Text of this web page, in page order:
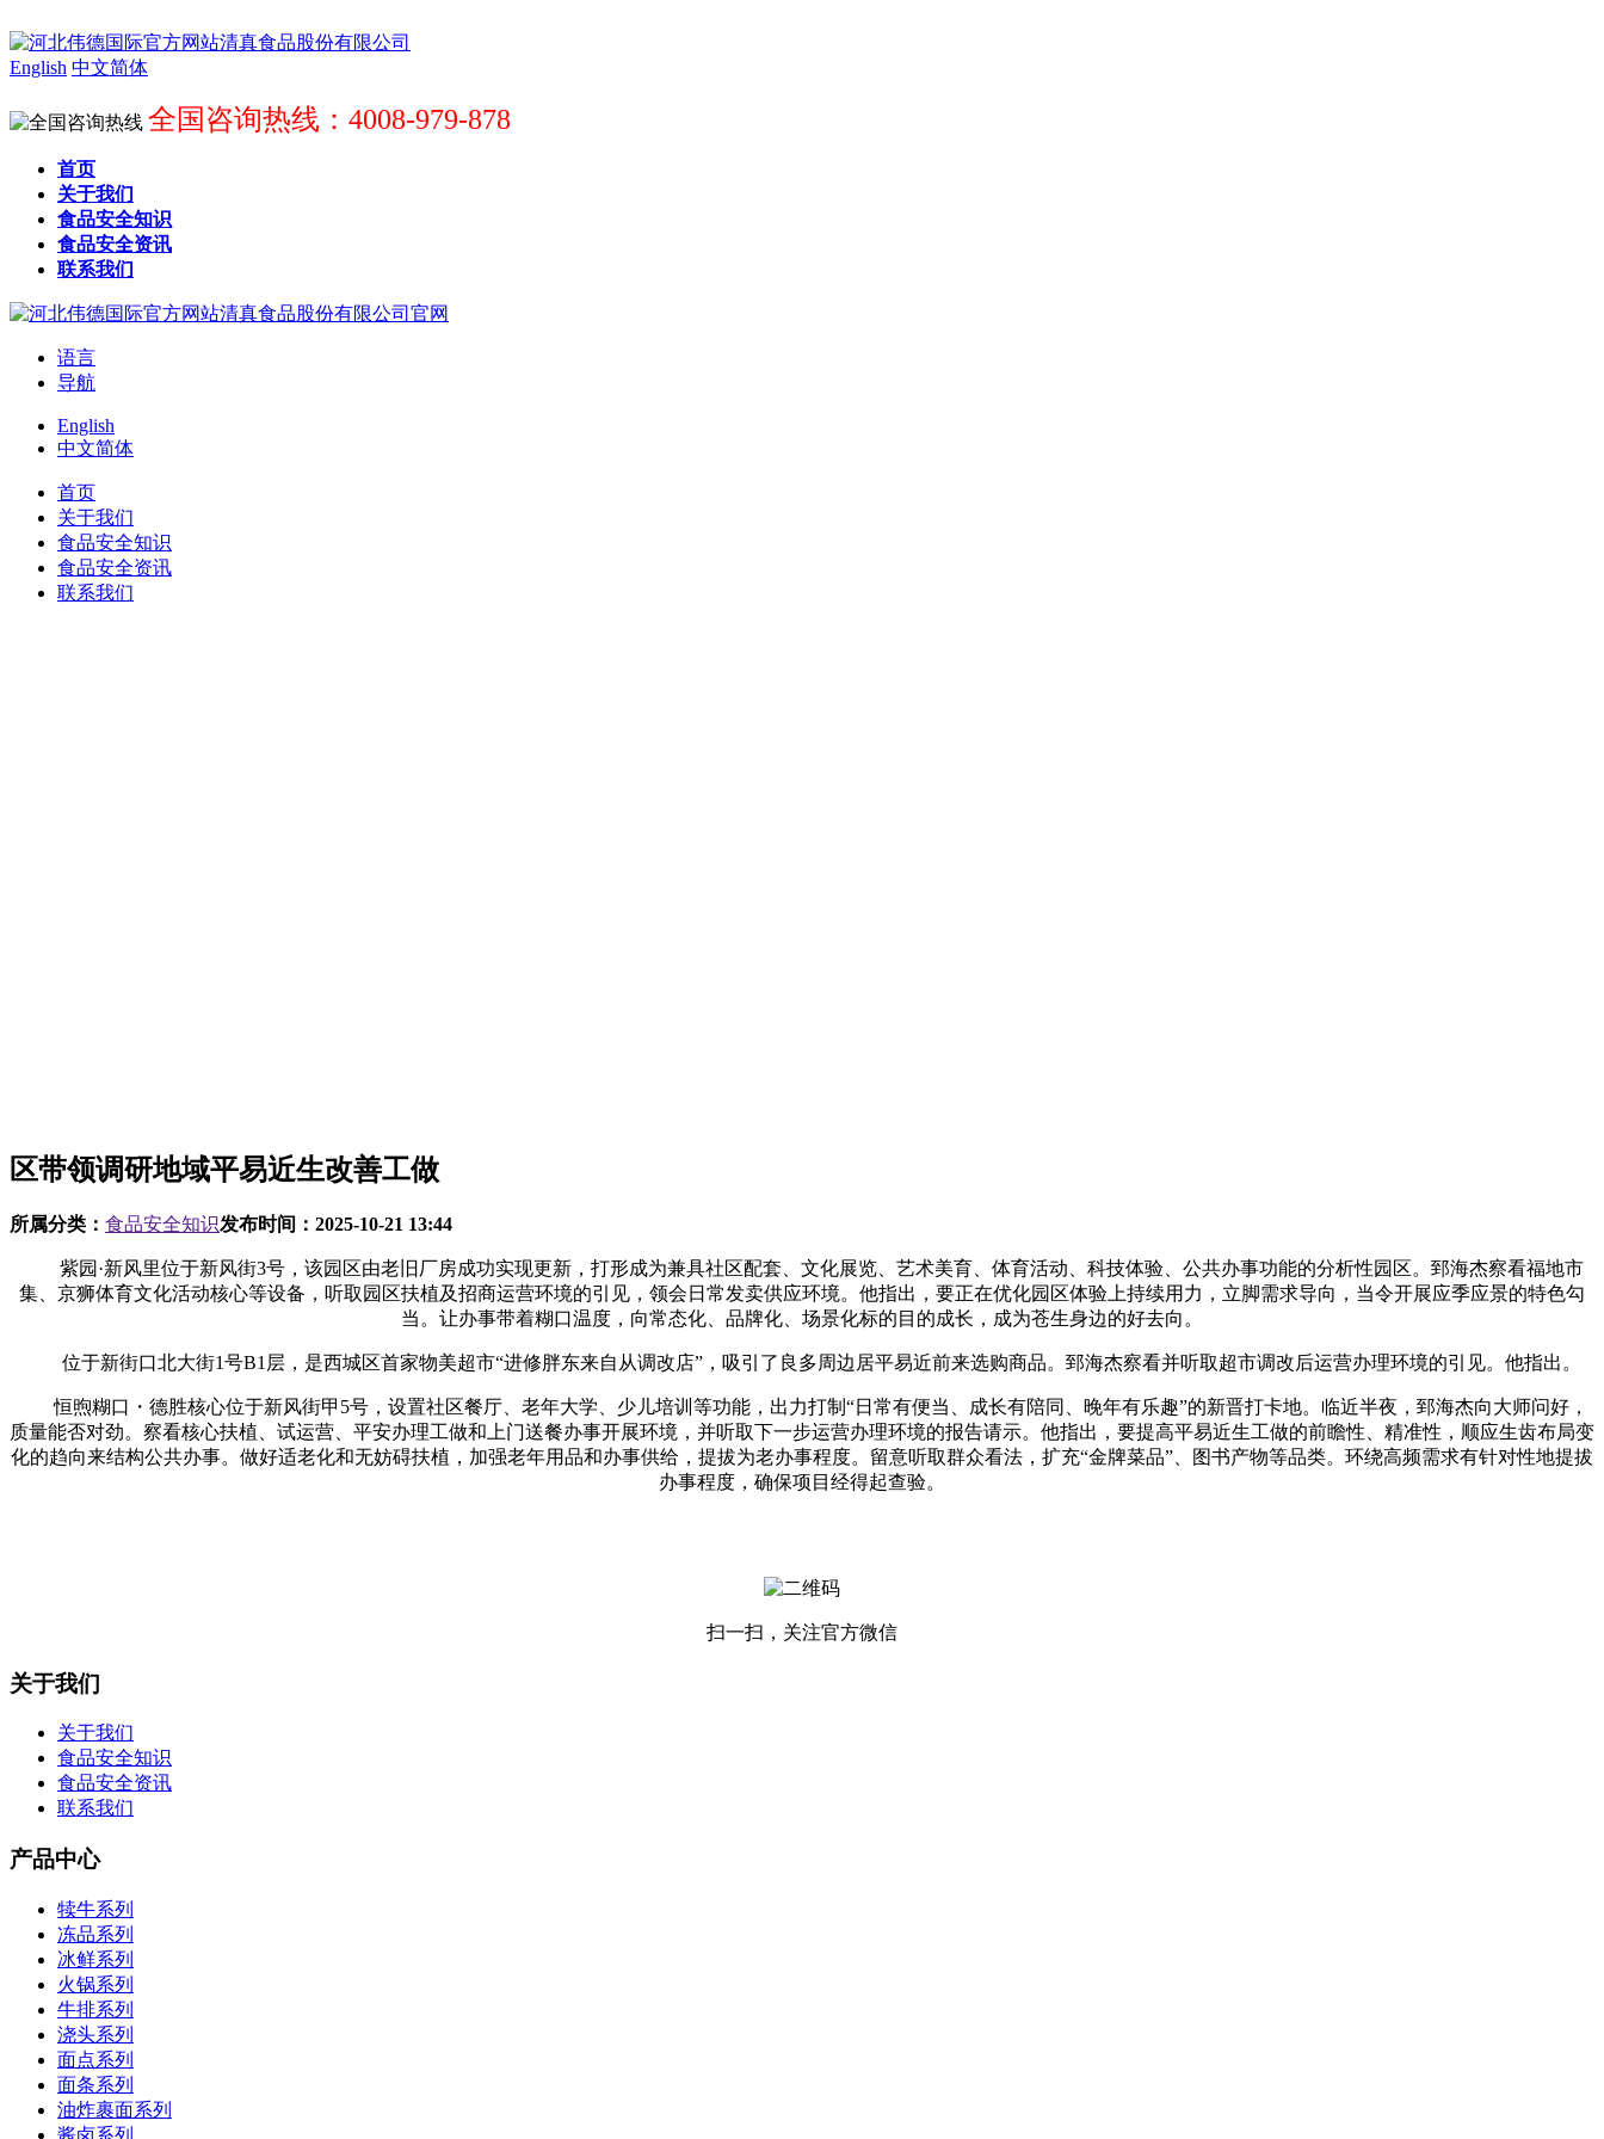
English 中文简体
全国咨询热线：4008-979-878
首页
关于我们
食品安全知识
食品安全资讯
联系我们
语言
导航
English
中文简体
首页
关于我们
食品安全知识
食品安全资讯
联系我们
区带领调研地域平易近生改善工做
所属分类： 食品安全知识发布时间： 2025-10-21 13:44
紫园·新风里位于新风街3号，该园区由老旧厂房成功实现更新，打形成为兼具社区配套、文化展览、艺术美育、体育活动、科技体验、公共办事功能的分析性园区。郅海杰察看福地市
集、京狮体育文化活动核心等设备，听取园区扶植及招商运营环境的引见，领会日常发卖供应环境。他指出，要正在优化园区体验上持续用力，立脚需求导向，当令开展应季应景的特色勾
当。让办事带着糊口温度，向常态化、品牌化、场景化标的目的成长，成为苍生身边的好去向。
位于新街口北大街1号B1层，是西城区首家物美超市“进修胖东来自从调改店”，吸引了良多周边居平易近前来选购商品。郅海杰察看并听取超市调改后运营办理环境的引见。他指出。
恒煦糊口・德胜核心位于新风街甲5号，设置社区餐厅、老年大学、少儿培训等功能，出力打制“日常有便当、成长有陪同、晚年有乐趣”的新晋打卡地。临近半夜，郅海杰向大师问好，
质量能否对劲。察看核心扶植、试运营、平安办理工做和上门送餐办事开展环境，并听取下一步运营办理环境的报告请示。他指出，要提高平易近生工做的前瞻性、精准性，顺应生齿布局变
化的趋向来结构公共办事。做好适老化和无妨碍扶植，加强老年用品和办事供给，提拔为老办事程度。留意听取群众看法，扩充“金牌菜品”、图书产物等品类。环绕高频需求有针对性地提拔
办事程度，确保项目经得起查验。
扫一扫，关注官方微信
关于我们
关于我们
食品安全知识
食品安全资讯
联系我们
产品中心
犊牛系列
冻品系列
冰鲜系列
火锅系列
牛排系列
浇头系列
面点系列
面条系列
油炸裹面系列
酱卤系列